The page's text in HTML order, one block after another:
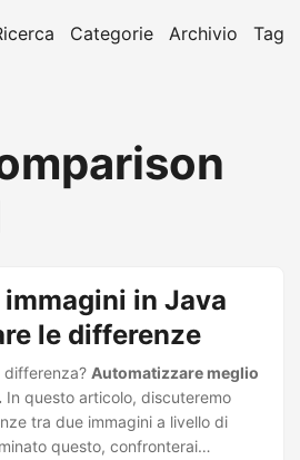
Categorie Archivio Tag
in Java
le differenze
differenza? Automatizzare meglio
In questo articolo, discuteremo
tra due immagini a livello di
questo, confronterai